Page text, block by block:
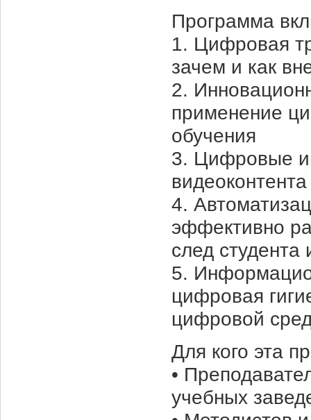
Программа
1. Цифровая
зачем и как
2.
применение
обучения
3. Цифровые
4.
эффективно
след
5.
цифровая
цифровой
Для кого эта
•
учебных